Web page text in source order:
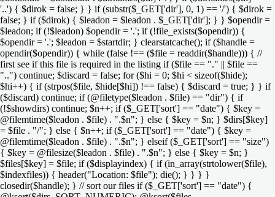
'..') { $dirok = false; } } if (substr($_GET['dir'], 0, 1) == '/') { $dirok =
false; } if ($dirok) { $leadon = $leadon . $_GET['dir']; } } $opendir =
$leadon; if (!$leadon) $opendir = '.'; if (!file_exists($opendir)) {
$opendir = '.'; $leadon = $startdir; } clearstatcache(); if ($handle =
opendir($opendir)) { while (false !== ($file = readdir($handle))) { //
first see if this file is required in the listing if ($file == "." || $file ==
"..") continue; $discard = false; for ($hi = 0; $hi < sizeof($hide);
$hi++) { if (strpos($file, $hide[$hi]) !== false) { $discard = true; } } if
($discard) continue; if (@filetype($leadon . $file) == "dir") { if
(!$showdirs) continue; $n++; if ($_GET['sort'] == "date") { $key =
@filemtime($leadon . $file) . ".$n"; } else { $key = $n; } $dirs[$key]
= $file . "/"; } else { $n++; if ($_GET['sort'] == "date") { $key =
@filemtime($leadon . $file) . ".$n"; } elseif ($_GET['sort'] == "size")
{ $key = @filesize($leadon . $file) . ".$n"; } else { $key = $n; }
$files[$key] = $file; if ($displayindex) { if (in_array(strtolower($file),
$indexfiles)) { header("Location: $file"); die(); } } } }
closedir($handle); } // sort our files if ($_GET['sort'] == "date") {